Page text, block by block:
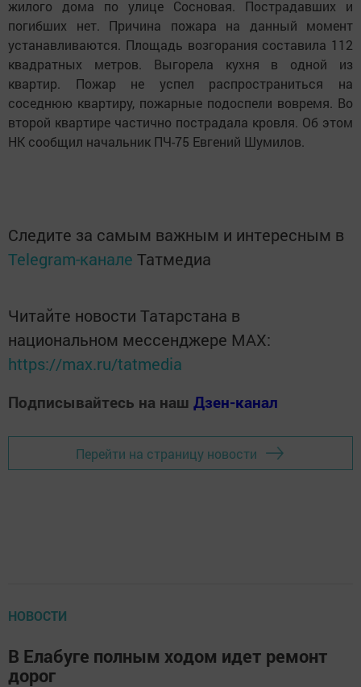
жилого дома по улице Сосновая. Пострадавших и
погибших нет. Причина пожара на данный момент
устанавливаются. Площадь возгорания составила 112
квадратных метров. Выгорела кухня в одной из
квартир. Пожар не успел распространиться на
соседнюю квартиру, пожарные подоспели вовремя. Во
второй квартире частично пострадала кровля. Об этом
НК сообщил начальник ПЧ-75 Евгений Шумилов.
Следите за самым важным и интересным в
Telegram-канале Татмедиа
Читайте новости Татарстана в
национальном мессенджере MАХ:
https://max.ru/tatmedia
Подписывайтесь на наш Дзен-канал
Перейти на страницу новости
НОВОСТИ
В Елабуге полным ходом идет ремонт
дорог